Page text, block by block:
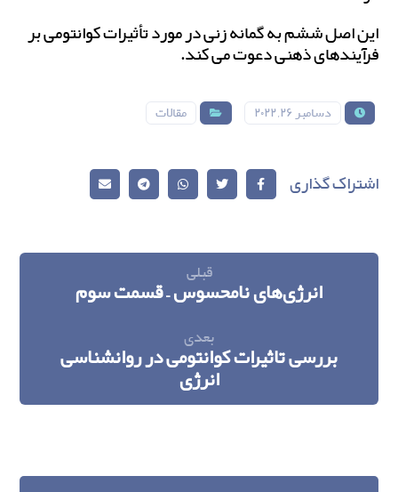
این اصل ششم به گمانه زنی در مورد تأثیرات کوانتومی بر
فرآیندهای ذهنی دعوت می کند.
دسامبر ۲۶, ۲۰۲۲ مقالات
قبلی
انرژی‌های نامحسوس – قسمت سوم
بعدی
بررسی تاثیرات کوانتومی در روانشناسی
انرژی